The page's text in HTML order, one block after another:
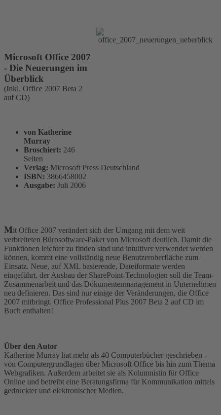
Microsoft Office 2007
- Die Neuerungen im
Überblick
(Inkl. Office 2007 Beta 2
auf CD)
von Katherine
Murray
Broschiert: 246
Seiten
Verlag: Microsoft Press Deutschland
ISBN: 3866458002
Ausgabe: Juli 2006
Mit Office 2007 verändert sich der Umgang mit dem weit
verbreiteten Bürosoftware-Paket von Microsoft deutlich. Damit die
Funktionen leichter zu finden sind und intuitiver verwendet werden
können, kommt eine vollständig neue Benutzeroberfläche zum
Einsatz. Neue, auf XML basierende, Dateiformate werden
eingeführt, der Ausbau der SharePoint-Technologien soll die Team-
Zusammenarbeit und das Dokumentenmanagement in Unternehmen
neu definieren. Das sind nur einige der Veränderungen, die Office
2007 mitbringt. Office Professional Plus 2007 Beta 2 auf CD im
Buch enthalten!
Über den Autor
Katherine Murray hat mehr als 40 Computerbücher geschrieben -
von Computergrundlagen über Microsoft Office bis hin zum Thema
Webgrafiken. Außerdem arbeitet sie als Kolumnistin für Office
Online und betreibt eine Beratungsfirma für Kommunikation mittels
gedruckter und elektronischer Medien.